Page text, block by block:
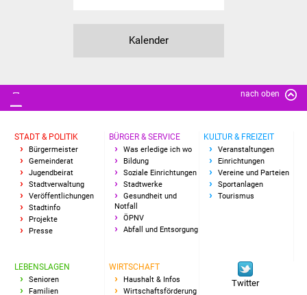
Ukraine-Hilfe
Wohnimmobilien +
Baugrundstücke
Wirtschaft
Gewerbeimmobilien
Kalender
nach oben
STADT & POLITIK
Bürgermeister
Gemeinderat
Jugendbeirat
Stadtverwaltung
Veröffentlichungen
Stadtinfo
Projekte
Presse
BÜRGER & SERVICE
Was erledige ich wo
Bildung
Soziale Einrichtungen
Stadtwerke
Gesundheit und
Notfall
ÖPNV
Abfall und Entsorgung
KULTUR & FREIZEIT
Veranstaltungen
Einrichtungen
Vereine und Parteien
Sportanlagen
Tourismus
LEBENSLAGEN
Senioren
Familien
WIRTSCHAFT
Haushalt & Infos
Wirtschaftsförderung
Twitter